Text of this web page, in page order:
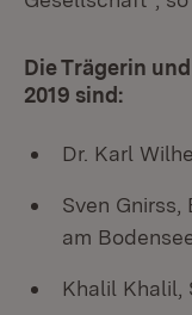
Die Trägerin
2019 sind:
Dr. Karl
Sven
am
Khalil Khalil,